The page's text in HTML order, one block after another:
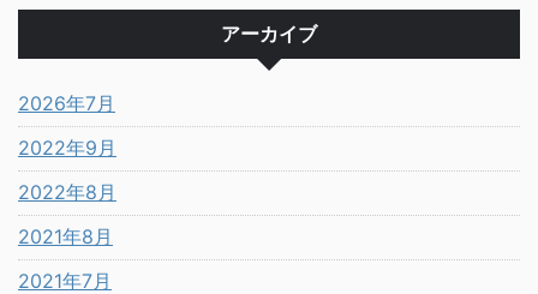
アーカイブ
2026年7月
2022年9月
2022年8月
2021年8月
2021年7月